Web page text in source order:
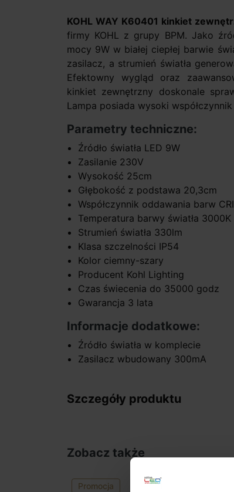
KOHL WAY K60401 kinkiet
firmy KOHL z grupy BPM. Jako
mocy 9W w białej ciepłej barwie
zasilacz, a strumień światła
Efektowny wygląd oraz
kinkiet zewnętrzny doskonale
Lampa posiada wysoki
Parametry techniczne:
Źródło światła LED 9W
Zasilanie 230V
Wysokość 25cm
Głębokość z podstawa 20,3cm
Współczynnik oddawania barw
Temperatura barwy światła 3000K
Strumień światła 330lm
Klasa szczelności IP54
Kolor ciemny-szary
Producent Kohl Lighting
Czas świecenia do 35000 godz
Gwarancja 3 lata
Informacje dodatkowe:
Źródło światła w komplecie
Zasilacz wbudowany 300mA
Szczegóły produktu
Zobacz także
Promocja